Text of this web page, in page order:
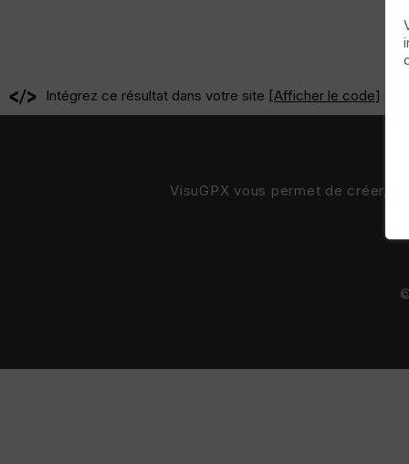
Intégrez ce résultat dans votre site [Afficher le code]
VisuGPX vous permet de créer,